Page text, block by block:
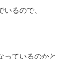
るので、
っているのかと